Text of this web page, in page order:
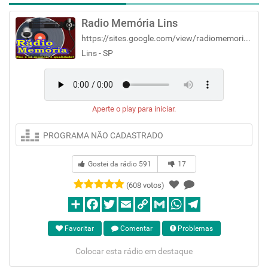
Radio Memória Lins
https://sites.google.com/view/radiomemorialins
Lins - SP
Aperte o play para iniciar.
PROGRAMA NÃO CADASTRADO
Gostei da rádio 591 17
(608 votos)
Favoritar Comentar Problemas
Colocar esta rádio em destaque